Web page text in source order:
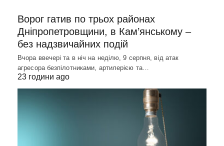
Ворог гатив по трьох районах
Дніпропетровщини, в Кам’янському –
без надзвичайних подій
Вчора ввечері та в ніч на неділю, 9 серпня, від атак
агресора безпілотниками, артилерією та…
23 години ago